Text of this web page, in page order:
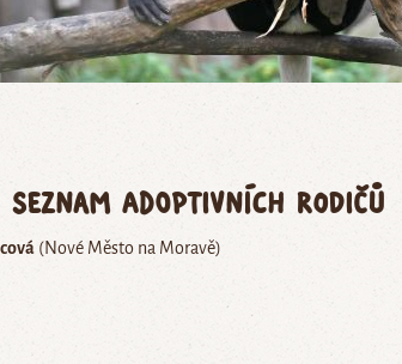
Seznam adoptivních rodičů
(Nové Město na Moravě)